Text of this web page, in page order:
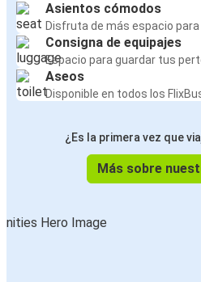
Asientos cómodos
Disfruta de más espacio
Consigna de equipajes
Espacio para guardar tus
Aseos
Disponible en todos los
¿Es la primera vez que
Más sobre